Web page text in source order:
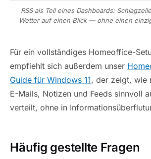
RSS als Teil eines Dashboards:
Wetter auf einen Blick — ohne einen
Für ein vollständiges Homeoffice-
empfiehlt sich außerdem unser
Guide für Windows 11, der zeigt, wie
E-Mails, Notizen und Feeds sinnvoll
verteilt, ohne in
Häufig gestellte Fragen